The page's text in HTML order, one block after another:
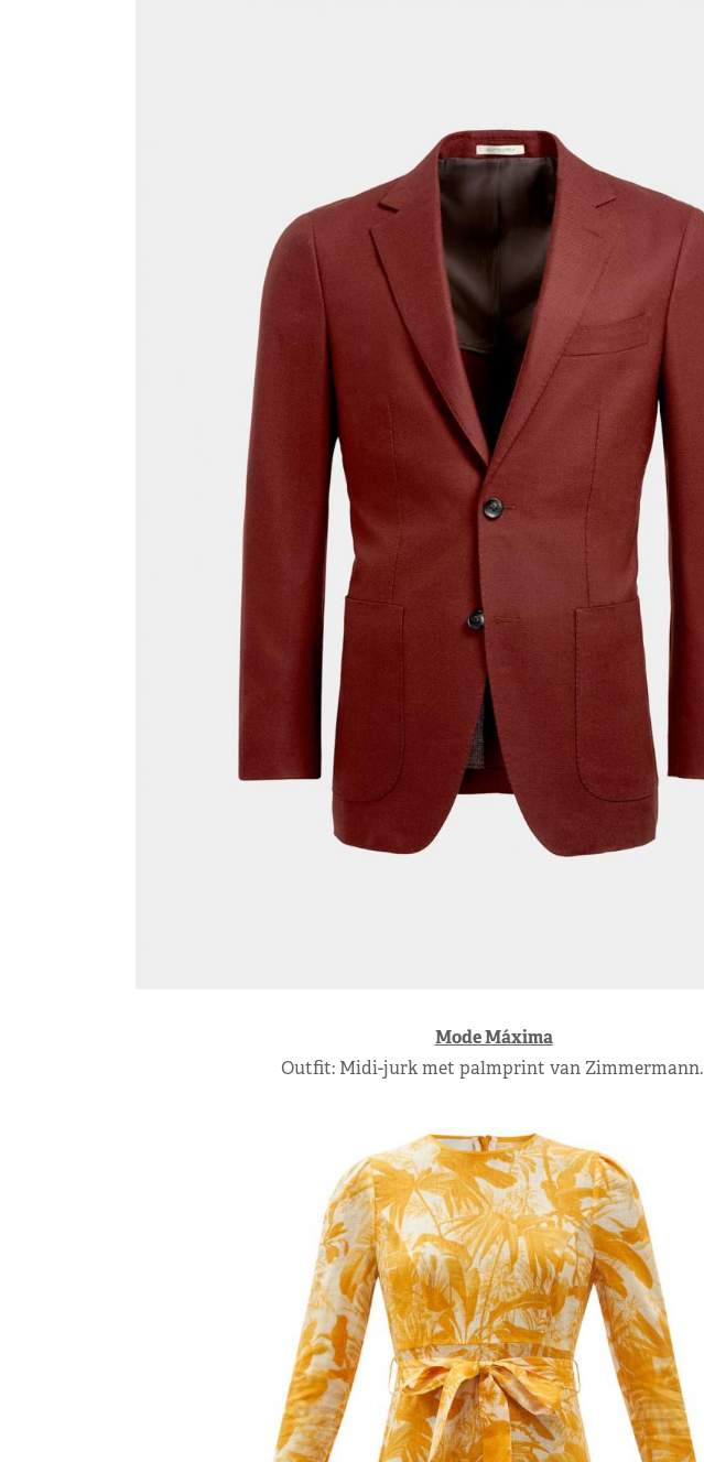
Mode Máxima
Outfit: Midi-jurk met palmprint van Zimmermann.